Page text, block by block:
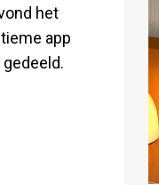
het
app